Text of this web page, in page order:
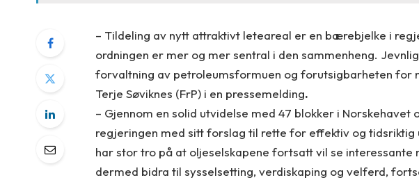
– Tildeling av nytt attraktivt leteareal er en bærebjelke i
ordningen er mer og mer sentral i den sammenheng.
forvaltning av petroleumsformuen og forutsigbarheten for
Terje Søviknes (FrP) i en pressemelding.
– Gjennom en solid utvidelse med 47 blokker i
regjeringen med sitt forslag til rette for effektiv og
har stor tro på at oljeselskapene fortsatt vil se interessante
dermed bidra til sysselsetting, verdiskaping og velferd,